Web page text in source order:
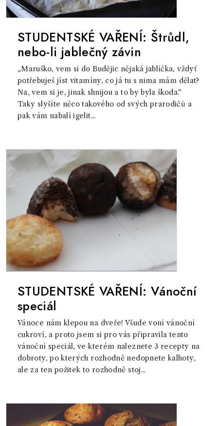
STUDENTSKÉ VAŘENÍ: Štrůdl,
nebo-li jablečný závin
„Maruško, vem si do Budějic nějaká jablíčka, vždyť
potřebuješ jíst vitamíny, co já tu s nima mám dělat?
Na, vem si je, jinak shnijou a to by byla škoda.“
Taky slyšíte něco takového od svých prarodičů a
pak vám nabalí igelit...
STUDENTSKÉ VAŘENÍ: Vánoční
speciál
Vánoce nám klepou na dveře! Všude voní vánoční
cukroví, a proto jsem si pro vás připravila tento
vánoční speciál, ve kterém naleznete 3 recepty na
dobroty, po kterých rozhodně nedopnete kalhoty,
ale za ten požitek to rozhodně stoj...